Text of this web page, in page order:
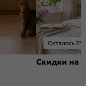
Осталось 23
Скидки на